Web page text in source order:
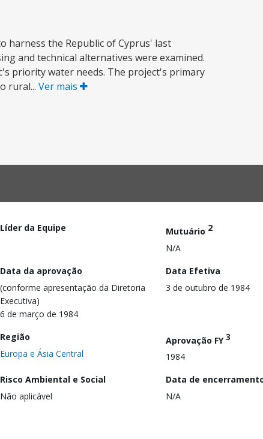
harness the Republic of Cyprus' last
and technical alternatives were examined.
priority water needs. The project's primary
rural... Ver mais
Líder da Equipe Mutuário 2
N/A
Data da aprovação
(conforme apresentação da Diretoria
Executiva)
6 de março de 1984
Data Efetiva
3 de outubro de 1984
Região
Europa e Ásia Central
Aprovação FY3
1984
Risco Ambiental e Social
Não aplicável
Data de
N/A